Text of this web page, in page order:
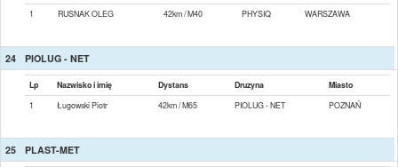
1
RUSNAK OLEG 42km / M40 PHYSIQ WARSZAWA
24 PIOLUG - NET
Lp Nazwisko i imię Dystans Druzyna
Miasto
1
Ługowski Piotr 42km / M65 PIOLUG - NET POZNAŃ
25 PLAST-MET